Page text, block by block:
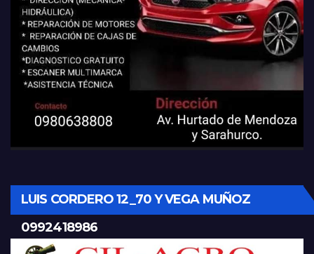
LUIS CORDERO 12_70 Y VEGA MUÑOZ
0992418986